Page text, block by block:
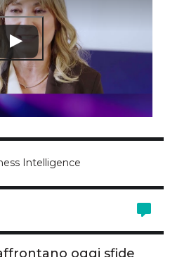
Intelligence
oggi sfide